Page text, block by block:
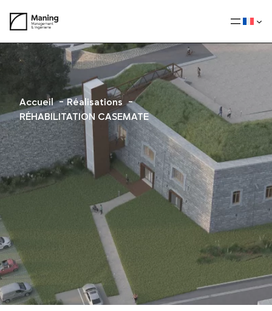
Accueil
Réalisations
RÉHABILITATION CASEMATE